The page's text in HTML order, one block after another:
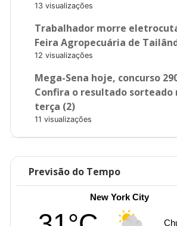
13 visualizações
Trabalhador morre
Feira Agropecuária de
12 visualizações
Mega-Sena hoje, concurso
Confira o resultado sorteado
terça (2)
11 visualizações
Previsão do Tempo
New York City